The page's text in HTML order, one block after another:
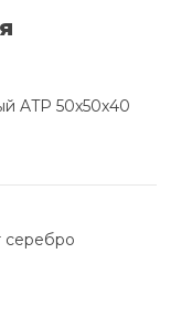
ATP 50х50х40
серебро